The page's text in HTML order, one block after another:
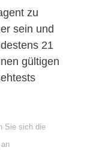
zu
sein und
21
gültigen
Sie sich die